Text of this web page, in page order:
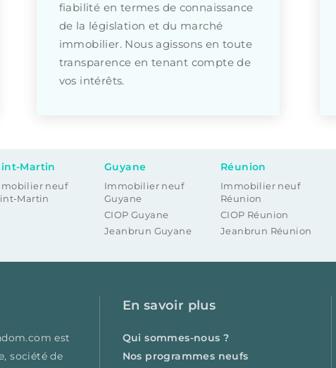
fiabilité en termes de connaissance
de la législation et du marché
immobilier. Nous agissons en toute
transparence en tenant compte de
vos intérêts.
Martin
neuf
Martin
Guyane
Immobilier neuf
Guyane
CIOP Guyane
Jeanbrun Guyane
Réunion
Immobilier neuf
Réunion
CIOP Réunion
Jeanbrun Réunion
est
société de
En savoir plus
Qui sommes-nous ?
Nos programmes neufs